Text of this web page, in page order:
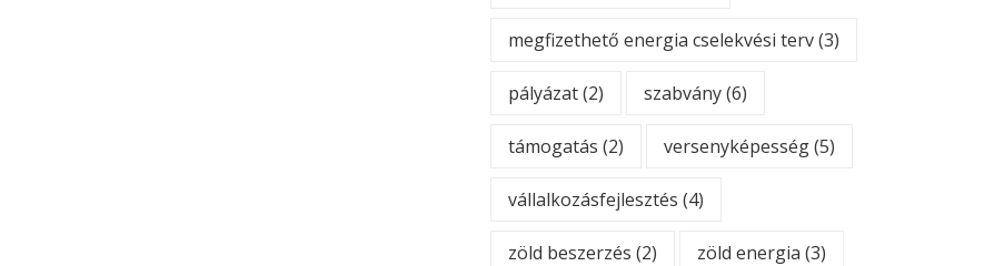
megfizethető energia cselekvési terv(3)
pályázat(2) szabvány(6)
támogatás (2) versenyképesség(5)
vállalkozásfejlesztés (4)
zöld beszerzés (2) zöld energia (3)